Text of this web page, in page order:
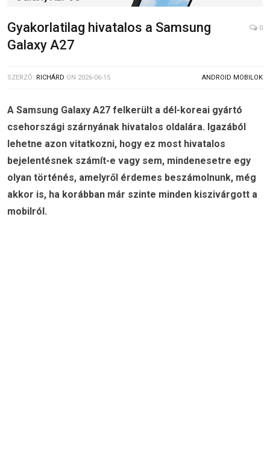
Gyakorlatilag hivatalos a Samsung
Galaxy A27
0
SZERZŐ: RICHÁRD ON 2026-06-15 ANDROID MOBILOK
A Samsung Galaxy A27 felkerült a dél-koreai gyártó
csehországi szárnyának hivatalos oldalára. Igazából
lehetne azon vitatkozni, hogy ez most hivatalos
bejelentésnek számít-e vagy sem, mindenesetre egy
olyan történés, amelyről érdemes beszámolnunk, még
akkor is, ha korábban már szinte minden kiszivárgott a
mobilról.